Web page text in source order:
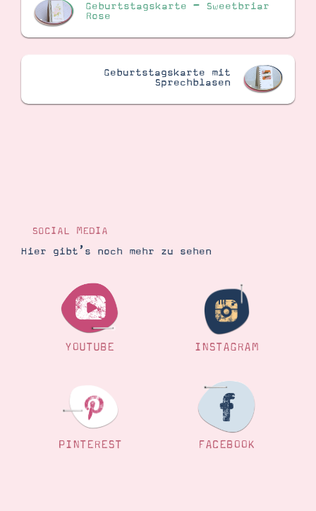
Geburtstagskarte – Sweetbriar
Rose
Geburtstagskarte mit
Sprechblasen
SOCIAL MEDIA
Hier gibt’s noch mehr zu sehen
YOUTUBE INSTAGRAM
PINTEREST FACEBOOK